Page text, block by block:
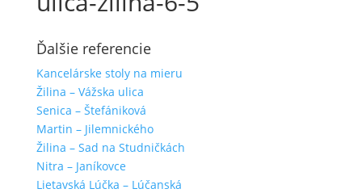
Ďalšie referencie
Kancelárske stoly na mieru
Žilina – Vážska ulica
Senica – Štefániková
Martin – Jilemnického
Žilina – Sad na Studničkách
Nitra – Janíkovce
Lietavská Lúčka – Lúčanská